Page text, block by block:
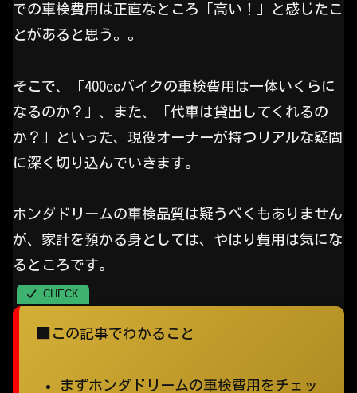
での車検費用は正直なところ「高い！」と感じたこ
とがあると思う。。
そこで、「400ccバイクの車検費用は一体いくらに
なるのか？」、また、「代車は貸出してくれるの
か？」といった、現役オーナーが持つリアルな疑問
に深く切り込んでいきます。
ホンダドリームの車検品質は疑うべくもありません
が、家計を預かる身としては、やはり費用は気にな
るところです。
■この記事でわかること
まずホンダドリームの車検費用をチェッ